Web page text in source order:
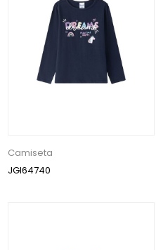
Camiseta
JGI64740